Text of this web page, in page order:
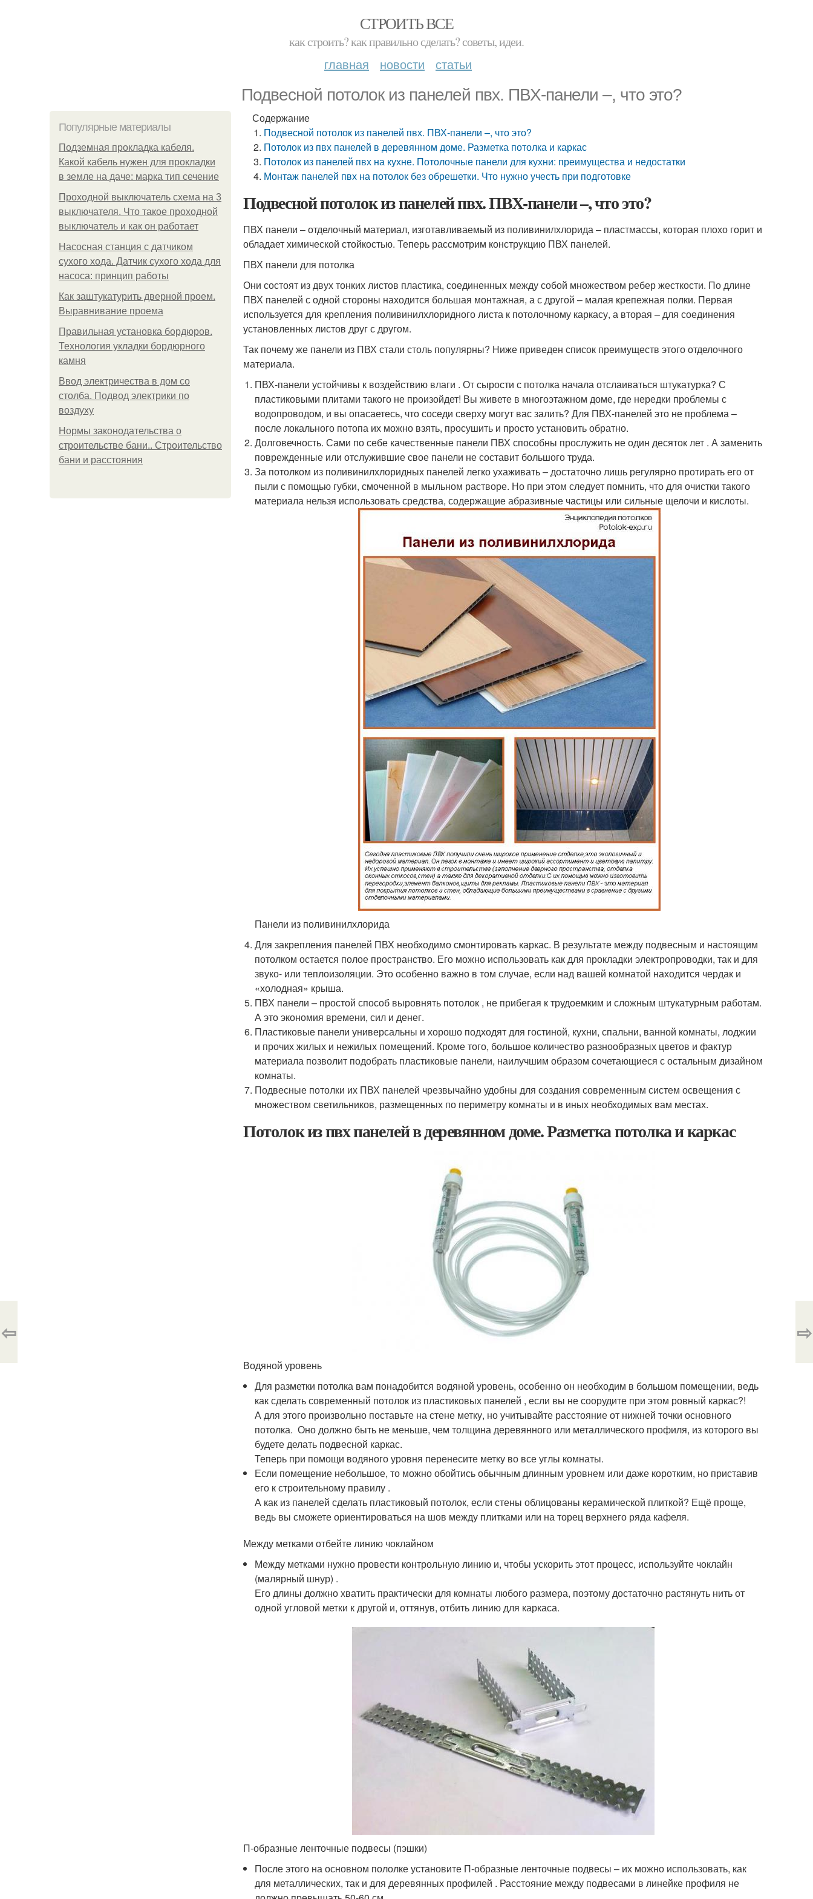
СТРОИТЬ ВСЕ
как строить? как правильно сделать? советы, идеи.
главная новости статьи
Подвесной потолок из панелей пвх. ПВХ-панели –, что это?
Популярные материалы
Подземная прокладка кабеля.
Какой кабель нужен для прокладки
в земле на даче: марка тип сечение
Проходной выключатель схема на 3
выключателя. Что такое проходной
выключатель и как он работает
Насосная станция с датчиком
сухого хода. Датчик сухого хода для
насоса: принцип работы
Как заштукатурить дверной проем.
Выравнивание проема
Правильная установка бордюров.
Технология укладки бордюрного
камня
Ввод электричества в дом со
столба. Подвод электрики по
воздуху
Нормы законодательства о
строительстве бани.. Строительство
бани и расстояния
Содержание
Подвесной потолок из панелей пвх. ПВХ-панели –, что это?
Потолок из пвх панелей в деревянном доме. Разметка потолка и каркас
Потолок из панелей пвх на кухне. Потолочные панели для кухни: преимущества и недостатки
Монтаж панелей пвх на потолок без обрешетки. Что нужно учесть при подготовке
Подвесной потолок из панелей пвх. ПВХ-панели –, что это?
ПВХ панели – отделочный материал, изготавливаемый из поливинилхлорида – пластмассы, которая плохо горит и
обладает химической стойкостью. Теперь рассмотрим конструкцию ПВХ панелей.
ПВХ панели для потолка
Они состоят из двух тонких листов пластика, соединенных между собой множеством ребер жесткости. По длине
ПВХ панелей с одной стороны находится большая монтажная, а с другой – малая крепежная полки. Первая
используется для крепления поливинилхлоридного листа к потолочному каркасу, а вторая – для соединения
установленных листов друг с другом.
Так почему же панели из ПВХ стали столь популярны? Ниже приведен список преимуществ этого отделочного
материала.
ПВХ-панели устойчивы к воздействию влаги . От сырости с потолка начала отслаиваться штукатурка? С
пластиковыми плитами такого не произойдет! Вы живете в многоэтажном доме, где нередки проблемы с
водопроводом, и вы опасаетесь, что соседи сверху могут вас залить? Для ПВХ-панелей это не проблема –
после локального потопа их можно взять, просушить и просто установить обратно.
Долговечность. Сами по себе качественные панели ПВХ способны прослужить не один десяток лет . А заменить
поврежденные или отслужившие свое панели не составит большого труда.
За потолком из поливинилхлоридных панелей легко ухаживать – достаточно лишь регулярно протирать его от
пыли с помощью губки, смоченной в мыльном растворе. Но при этом следует помнить, что для очистки такого
материала нельзя использовать средства, содержащие абразивные частицы или сильные щелочи и кислоты.
Панели из поливинилхлорида
Для закрепления панелей ПВХ необходимо смонтировать каркас. В результате между подвесным и настоящим
потолком остается полое пространство. Его можно использовать как для прокладки электропроводки, так и для
звуко- или теплоизоляции. Это особенно важно в том случае, если над вашей комнатой находится чердак и
«холодная» крыша.
ПВХ панели – простой способ выровнять потолок , не прибегая к трудоемким и сложным штукатурным работам.
А это экономия времени, сил и денег.
Пластиковые панели универсальны и хорошо подходят для гостиной, кухни, спальни, ванной комнаты, лоджии
и прочих жилых и нежилых помещений. Кроме того, большое количество разнообразных цветов и фактур
материала позволит подобрать пластиковые панели, наилучшим образом сочетающиеся с остальным дизайном
комнаты.
Подвесные потолки их ПВХ панелей чрезвычайно удобны для создания современным систем освещения с
множеством светильников, размещенных по периметру комнаты и в иных необходимых вам местах.
Потолок из пвх панелей в деревянном доме. Разметка потолка и каркас
Водяной уровень
Для разметки потолка вам понадобится водяной уровень, особенно он необходим в большом помещении, ведь
как сделать современный потолок из пластиковых панелей , если вы не соорудите при этом ровный каркас?!
А для этого произвольно поставьте на стене метку, но учитывайте расстояние от нижней точки основного
потолка. Оно должно быть не меньше, чем толщина деревянного или металлического профиля, из которого вы
будете делать подвесной каркас.
Теперь при помощи водяного уровня перенесите метку во все углы комнаты.
Если помещение небольшое, то можно обойтись обычным длинным уровнем или даже коротким, но приставив
его к строительному правилу .
А как из панелей сделать пластиковый потолок, если стены облицованы керамической плиткой? Ещё проще,
ведь вы сможете ориентироваться на шов между плитками или на торец верхнего ряда кафеля.
Между метками отбейте линию чоклайном
Между метками нужно провести контрольную линию и, чтобы ускорить этот процесс, используйте чоклайн
(малярный шнур) .
Его длины должно хватить практически для комнаты любого размера, поэтому достаточно растянуть нить от
одной угловой метки к другой и, оттянув, отбить линию для каркаса.
П-образные ленточные подвесы (пэшки)
После этого на основном пололке установите П-образные ленточные подвесы – их можно использовать, как
для металлических, так и для деревянных профилей . Расстояние между подвесами в линейке профиля не
⇦ ⇨